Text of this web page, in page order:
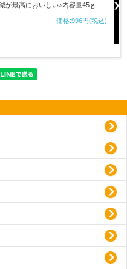
が最高においしい♪内容量45ｇ
価格:996円(税込)